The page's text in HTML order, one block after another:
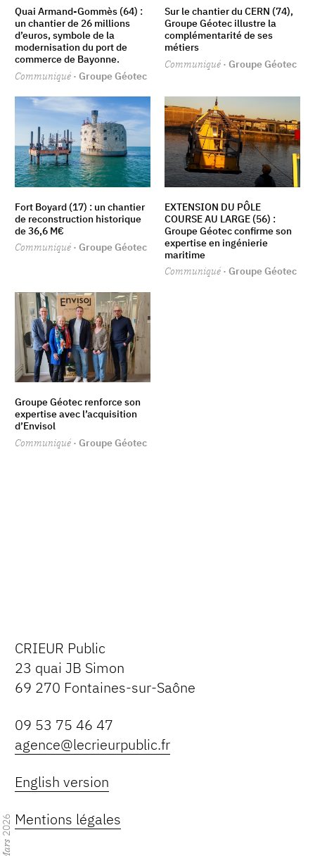
Mars
2026
Quai Armand-Gommès (64) :
un chantier de 26 millions
d’euros, symbole de la
modernisation du port de
commerce de Bayonne.
Communiqué · Groupe Géotec
Sur le chantier du CERN (74),
Groupe Géotec illustre la
complémentarité de ses
métiers
Communiqué · Groupe Géotec
Fort Boyard (17) : un chantier
de reconstruction historique
de 36,6 M€
Communiqué · Groupe Géotec
EXTENSION DU PÔLE
COURSE AU LARGE (56) :
Groupe Géotec confirme son
expertise en ingénierie
maritime
Communiqué · Groupe Géotec
Groupe Géotec renforce son
expertise avec l’acquisition
d’Envisol
Communiqué · Groupe Géotec
CRIEUR Public
23 quai JB Simon
69 270 Fontaines-sur-Saône
09 53 75 46 47
agence@lecrieurpublic.fr
English version
Mentions légales